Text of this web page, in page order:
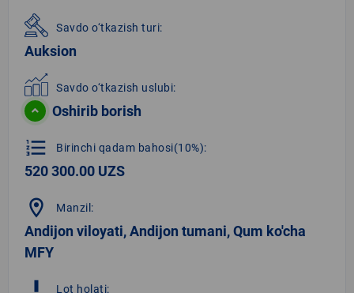
Savdo o‘tkazish turi:
Auksion
Savdo o‘tkazish uslubi:
Oshirib borish
format_list_numbered Birinchi qadam bahosi(10%):
520 300.00 UZS
location_on Manzil:
Andijon viloyati, Andijon tumani, Qum ko'cha
MFY
Lot holati: